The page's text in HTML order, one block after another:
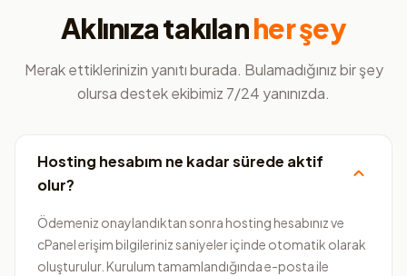
Aklınıza takılanher şey
Merak ettiklerinizin yanıtı burada. Bulamadığınız bir şey
olursa destek ekibimiz 7/24 yanınızda.
Hosting hesabım ne kadar sürede aktif
olur?
Ödemeniz onaylandıktan sonra hosting hesabınız ve
cPanel erişim bilgileriniz saniyeler içinde otomatik olarak
oluşturulur. Kurulum tamamlandığında e-posta ile